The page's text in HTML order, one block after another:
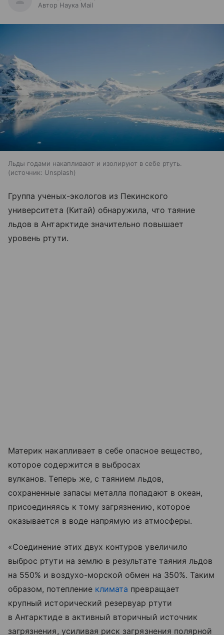
Автор Наука Mail
Льды годами накапливают и изолируют в себе ртуть.
источник: Unsplash
Группа ученых-экологов из Пекинского
университета (Китай) обнаружила, что таяние
льдов в Антарктиде значительно повышает
уровень ртути.
Материк накапливает в себе опасное вещество,
которое содержится в выбросах
вулканов. Теперь же, с таянием льдов,
сохраненные запасы металла попадают в океан,
присоединяясь к тому загрязнению, которое
оказывается в воде напрямую из атмосферы.
«Соединение этих двух контуров увеличило
выброс ртути на землю в результате таяния льдов
на 550% и воздухо-морской обмен на 350%. Таким
образом, потепление климата превращает
крупный исторический резервуар ртути
в Антарктиде в активный вторичный источник
загрязнения, усиливая риск загрязнения полярной